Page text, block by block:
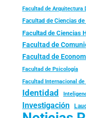
Facultad de Arquitectura
Facultad de Ciencias
Facultad de Ciencias
Facultad de
Facultad de
Facultad de Psicología
Facultad Internacional de
Identidad
Investigación